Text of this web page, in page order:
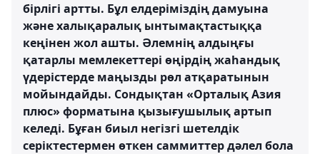
бірлігі артты. Бұл елдеріміздің дамуына
және халықаралық ынтымақтастыққа
кеңінен жол ашты. Әлемнің алдыңғы
қатарлы мемлекеттері өңірдің жаһандық
үдерістерде маңызды рөл атқаратынын
мойындайды. Сондықтан «Орталық Азия
плюс» форматына қызығушылық артып
келеді. Бұған биыл негізгі шетелдік
серіктестермен өткен саммиттер дәлел бола